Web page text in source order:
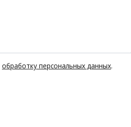
обработку персональных данных.